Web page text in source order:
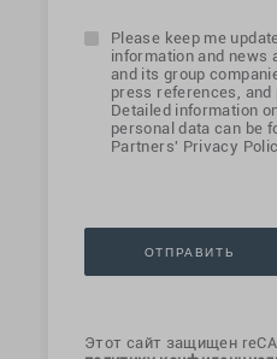
Please keep me
information and news
and its group
press references,
Detailed information
personal data can be
Partners' Privacy
Этот сайт защищен